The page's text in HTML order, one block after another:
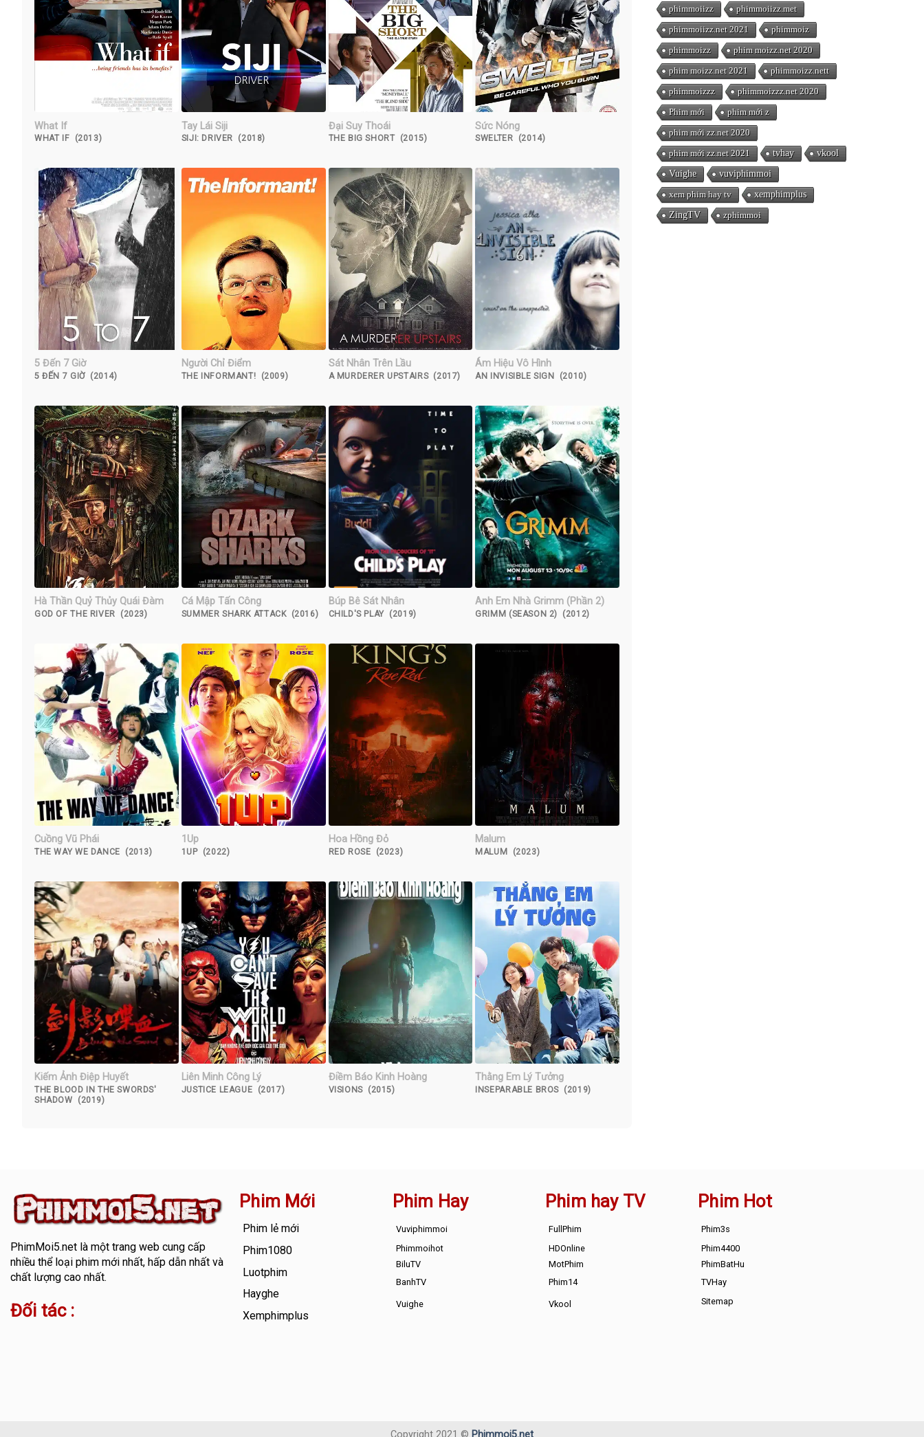
What If
WHAT IF (2013)
Tay Lái Siji
SIJI: DRIVER (2018)
Đại Suy Thoái
THE BIG SHORT (2015)
Sức Nóng
SWELTER (2014)
5 Đến 7 Giờ
5 ĐẾN 7 GIỜ (2014)
Người Chỉ Điểm
THE INFORMANT! (2009)
Sát Nhân Trên Lầu
A MURDERER UPSTAIRS (2017)
Ám Hiệu Vô Hình
AN INVISIBLE SIGN (2010)
Hà Thần Quỷ Thủy Quái Đàm
GOD OF THE RIVER (2023)
Cá Mập Tấn Công
SUMMER SHARK ATTACK (2016)
Búp Bê Sát Nhân
CHILD'S PLAY (2019)
Anh Em Nhà Grimm (Phần 2)
GRIMM (SEASON 2) (2012)
Cuồng Vũ Phái
THE WAY WE DANCE (2013)
1Up
1UP (2022)
Hoa Hồng Đỏ
RED ROSE (2023)
Malum
MALUM (2023)
Kiếm Ảnh Điệp Huyết
THE BLOOD IN THE SWORDS'
SHADOW (2019)
Liên Minh Công Lý
JUSTICE LEAGUE (2017)
Điềm Báo Kinh Hoàng
VISIONS (2015)
Thằng Em Lý Tưởng
INSEPARABLE BROS (2019)
phimmoiizz
phimmoiizz.met
phimmoiizz.net 2021
phimmoiz
phimmoizz
phim moizz.net 2020
phim moizz.net 2021
phimmoizz.nett
phimmoizzz
phimmoizzz.net 2020
Phim mới
phim mới z
phim mới zz.net 2020
phim mới zz.net 2021
tvhay
vkool
Vuighe
vuviphimmoi
xem phim hay tv
xemphimplus
ZingTV
zphimmoi
PhimMoi5.netlà một trang web cung cấp
nhiều thể loại phim mới nhất, hấp dẫn nhất và
chất lượng cao nhất.
Đối tác :
Phim Mới
Phim lẻ mới
Phim1080
Luotphim
Hayghe
Xemphimplus
Phim Hay
Vuviphimmoi
Phimmoihot
BiluTV
BanhTV
Vuighe
Phim hay TV
FullPhim
HDOnline
MotPhim
Phim14
Vkool
Phim Hot
Phim3s
Phim4400
PhimBatHu
TVHay
Sitemap